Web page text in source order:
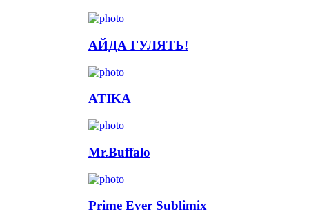
АЙДА ГУЛЯТЬ!
ATIKA
Mr.Buffalo
Prime Ever Sublimix